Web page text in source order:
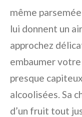
même
lui donnent un
approchez
embaumer votre
presque
alcoolisées. Sa
d’un fruit tout